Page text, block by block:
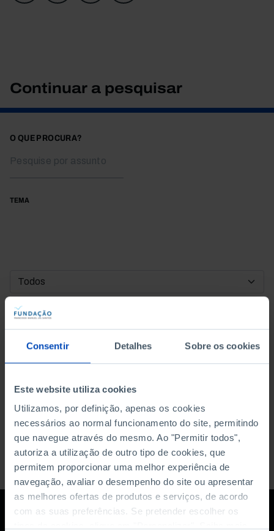
Consentir Detalhes Sobre os cookies
Este website utiliza cookies
Utilizamos, por definição, apenas os cookies
necessários ao normal funcionamento do site, permitindo
que navegue através do mesmo. Ao "Permitir todos",
autoriza a utilização de outro tipo de cookies, que
permitem proporcionar uma melhor experiência de
navegação, avaliar o desempenho do site ou apresentar
as melhores ofertas de produtos e serviços, de acordo
com as suas preferências. Se pretender escolher os
Continuar a pesquisar
O QUE PROCURA?
TEMA
DATA DE INÍCIO
DATA DE FIM